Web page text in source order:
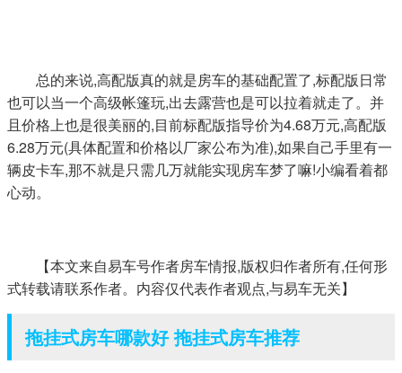
总的来说,高配版真的就是房车的基础配置了,标配版日常
也可以当一个高级帐篷玩,出去露营也是可以拉着就走了。并
且价格上也是很美丽的,目前标配版指导价为4.68万元,高配版
6.28万元(具体配置和价格以厂家公布为准),如果自己手里有一
辆皮卡车,那不就是只需几万就能实现房车梦了嘛!小编看着都
心动。
【本文来自易车号作者房车情报,版权归作者所有,任何形
式转载请联系作者。内容仅代表作者观点,与易车无关】
拖挂式房车哪款好 拖挂式房车推荐